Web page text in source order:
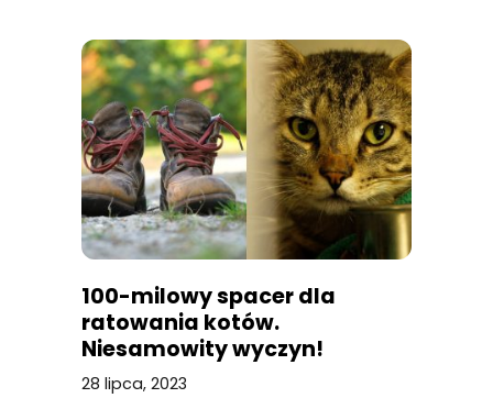
100-milowy spacer dla
ratowania kotów.
Niesamowity wyczyn!
28 lipca, 2023